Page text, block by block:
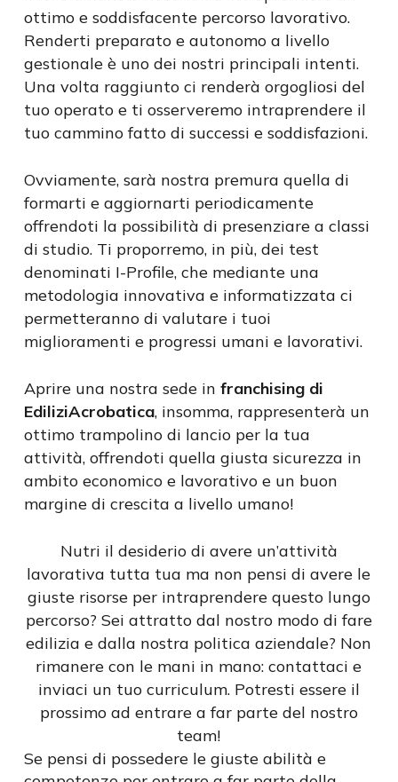
ottimo e soddisfacente percorso lavorativo.
Renderti preparato e autonomo a livello
gestionale è uno dei nostri principali intenti.
Una volta raggiunto ci renderà orgogliosi del
tuo operato e ti osserveremo intraprendere il
tuo cammino fatto di successi e soddisfazioni.
Ovviamente, sarà nostra premura quella di
formarti e aggiornarti periodicamente
offrendoti la possibilità di presenziare a classi
di studio. Ti proporremo, in più, dei test
denominati I-Profile, che mediante una
metodologia innovativa e informatizzata ci
permetteranno di valutare i tuoi
miglioramenti e progressi umani e lavorativi.
Aprire una nostra sede in franchising di
EdiliziAcrobatica, insomma, rappresenterà un
ottimo trampolino di lancio per la tua
attività, offrendoti quella giusta sicurezza in
ambito economico e lavorativo e un buon
margine di crescita a livello umano!
Nutri il desiderio di avere un’attività
lavorativa tutta tua ma non pensi di avere le
giuste risorse per intraprendere questo lungo
percorso? Sei attratto dal nostro modo di fare
edilizia e dalla nostra politica aziendale? Non
rimanere con le mani in mano: contattaci e
inviaci un tuo curriculum. Potresti essere il
prossimo ad entrare a far parte del nostro
team!
Se pensi di possedere le giuste abilità e